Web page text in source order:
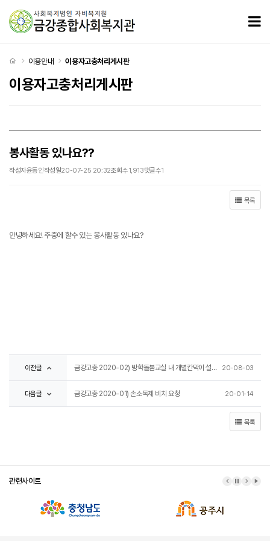
처음으로
이용안내 이용자고충처리게시판
이용자고충처리게시판
봉사활동 있나요??
작성자윤동인작성일20-07-25 20:32조회수1,913댓글수1
목록
안녕하세요! 주중에 할수 있는 봉사활동 있나요?
이전글 금강고충 2020-02) 방학돌봄교실 내 개별칸막이 설치 요청 20-08-03
다음글 금강고충 2020-01) 손소독제 비치 요청 20-01-14
목록
관련사이트 이전 배너
배너 정지
다음 배
배